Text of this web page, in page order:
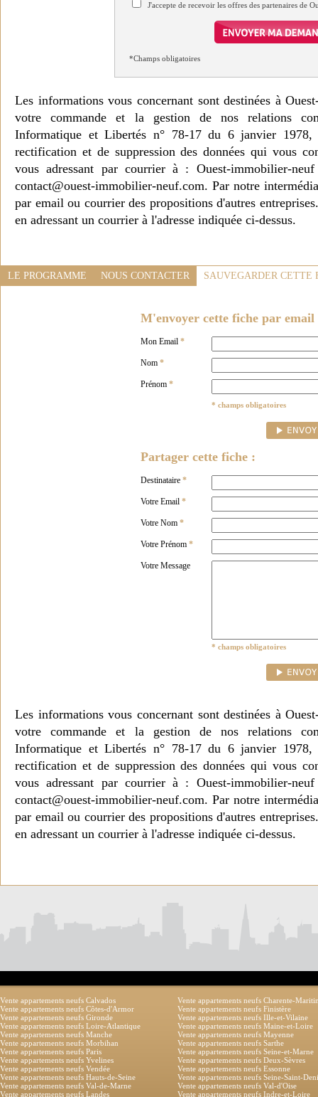
J'accepte de recevoir les offres des partenaires de
*Champs obligatoires
Les informations vous concernant sont destinées à
votre commande et la gestion de nos relations
Informatique et Libertés n° 78-17 du 6 janvier 1978,
rectification et de suppression des données qui vous
vous adressant par courrier à : Ouest-immobilier-
contact@ouest-immobilier-neuf.com. Par notre
par email ou courrier des propositions d'autres
en adressant un courrier à l'adresse indiquée ci-dessus.
LE PROGRAMME NOUS CONTACTER SAUVEGARDER CETTE
M'envoyer cette fiche par email
Mon Email *
Nom *
Prénom *
* champs obligatoires
Partager cette fiche :
Destinataire *
Votre Email *
Votre Nom *
Votre Prénom *
Votre Message
* champs obligatoires
Les informations vous concernant sont destinées à
votre commande et la gestion de nos relations
Informatique et Libertés n° 78-17 du 6 janvier 1978,
rectification et de suppression des données qui vous
vous adressant par courrier à : Ouest-immobilier-
contact@ouest-immobilier-neuf.com. Par notre
par email ou courrier des propositions d'autres
en adressant un courrier à l'adresse indiquée ci-dessus.
Vente appartements neufs Calvados
Vente appartements neufs Charente-
Vente appartements neufs Côtes-d'Armor
Vente appartements neufs Finistère
Vente appartements neufs Gironde
Vente appartements neufs Ille-et-Vilaine
Vente appartements neufs Loire-Atlantique
Vente appartements neufs Maine-et-Loire
Vente appartements neufs Manche
Vente appartements neufs Mayenne
Vente appartements neufs Morbihan
Vente appartements neufs Sarthe
Vente appartements neufs Paris
Vente appartements neufs Seine-et-Marne
Vente appartements neufs Yvelines
Vente appartements neufs Deux-Sèvres
Vente appartements neufs Vendée
Vente appartements neufs Essonne
Vente appartements neufs Hauts-de-Seine
Vente appartements neufs Seine-Saint-
Vente appartements neufs Val-de-Marne
Vente appartements neufs Val-d'Oise
Vente appartements neufs Landes
Vente appartements neufs Indre-et-Loire